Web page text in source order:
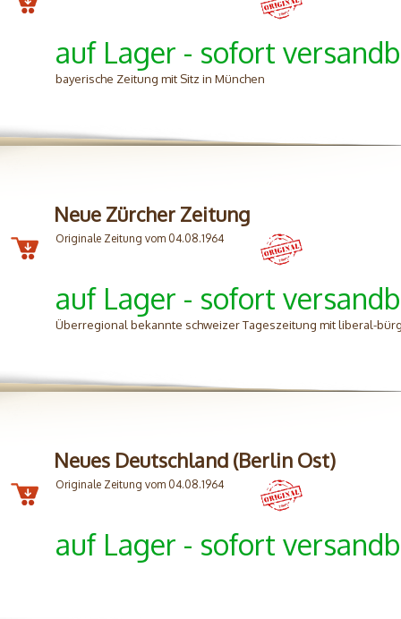
auf Lager - sofort
bayerische Zeitung mit Sitz in München
Neue Zürcher Zeitung
Originale Zeitung vom 04.08.1964
auf Lager - sofort
Überregional bekannte schweizer Tageszeitung mit liberal-
Neues Deutschland (Berlin Ost)
Originale Zeitung vom 04.08.1964
auf Lager - sofort